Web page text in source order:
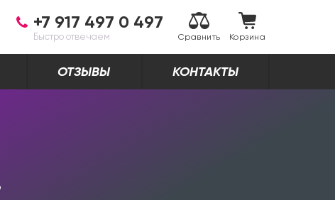
+7 917 497 0 497
Быстро отвечаем Сравнить Корзина
ОТЗЫВЫ КОНТАКТЫ